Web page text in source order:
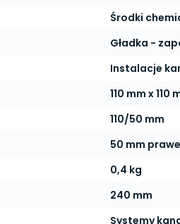
Środki
Gładka -
Instalacje
110 mm x 110
110/50 mm
50 mm prawe
0,4 kg
240 mm
Systemy